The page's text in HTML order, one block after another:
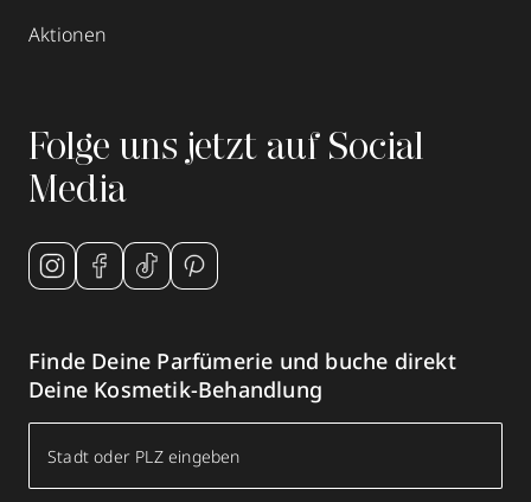
Aktionen
Folge uns jetzt auf Social
Media
Finde Deine Parfümerie und buche direkt
Deine Kosmetik-Behandlung